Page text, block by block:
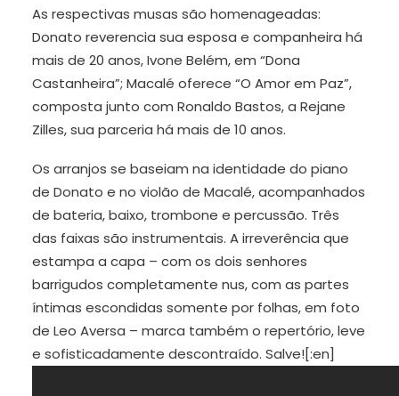
As respectivas musas são homenageadas:
Donato reverencia sua esposa e companheira há
mais de 20 anos, Ivone Belém, em “Dona
Castanheira”; Macalé oferece “O Amor em Paz”,
composta junto com Ronaldo Bastos, a Rejane
Zilles, sua parceria há mais de 10 anos.
Os arranjos se baseiam na identidade do piano
de Donato e no violão de Macalé, acompanhados
de bateria, baixo, trombone e percussão. Três
das faixas são instrumentais. A irreverência que
estampa a capa – com os dois senhores
barrigudos completamente nus, com as partes
íntimas escondidas somente por folhas, em foto
de Leo Aversa – marca também o repertório, leve
e sofisticadamente descontraído. Salve![:en]